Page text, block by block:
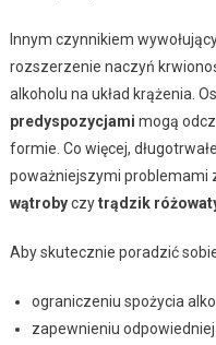
Innym czynnikiem
rozszerzenie naczyń
alkoholu na układ krążenia.
predyspozycjami mogą
formie. Co więcej,
poważniejszymi problemami
wątrobyczytrądzik
Aby skutecznie poradzić
ograniczeniu spożycia
zapewnieniu